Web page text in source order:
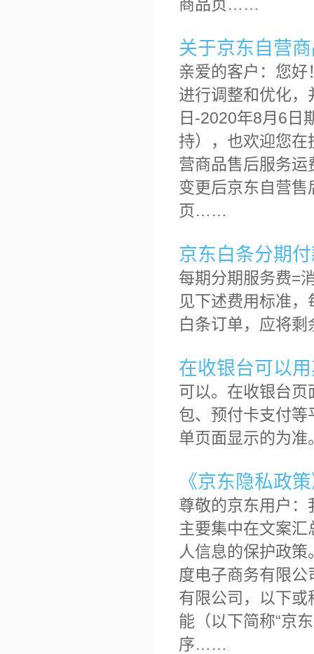
商品页……
关于京东自营
亲爱的客户：您
进行调整和优化
日-2020年8月6日
持），也欢迎您在
营商品售后服务
变更后京东自营
页……
京东白条分期
每期分期服务费=
见下述费用标准
白条订单，应将
在收银台可以
可以。在收银台
包、预付卡支付
单页面显示的为
《京东隐私政
尊敬的京东用户
主要集中在文案
人信息的保护政
度电子商务有限
有限公司，以下或
能（以下简称“京
序……